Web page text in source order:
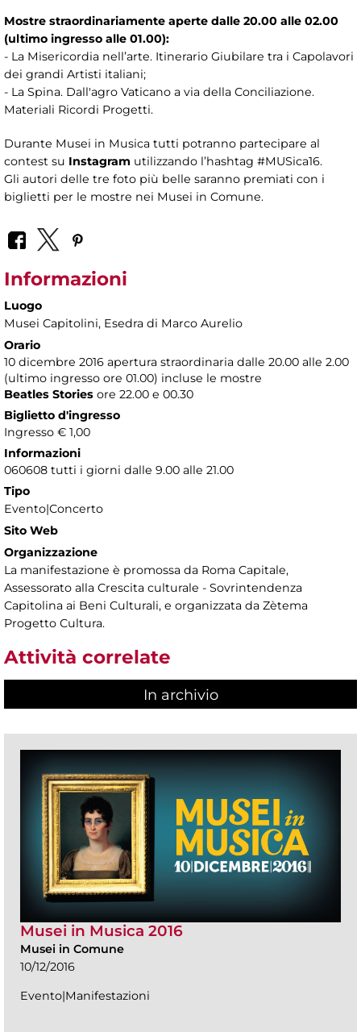
Mostre straordinariamente aperte dalle 20.00 alle 02.00
(ultimo ingresso alle 01.00):
- La Misericordia nell’arte. Itinerario Giubilare tra i Capolavori
dei grandi Artisti italiani;
- La Spina. Dall'agro Vaticano a via della Conciliazione.
Materiali Ricordi Progetti.
Durante Musei in Musica tutti potranno partecipare al
contest su Instagram utilizzando l’hashtag #MUSica16.
Gli autori delle tre foto più belle saranno premiati con i
biglietti per le mostre nei Musei in Comune.
Informazioni
Luogo
Musei Capitolini, Esedra di Marco Aurelio
Orario
10 dicembre 2016 apertura straordinaria dalle 20.00 alle 2.00
(ultimo ingresso ore 01.00) incluse le mostre
Beatles Stories ore 22.00 e 00.30
Biglietto d'ingresso
Ingresso € 1,00
Informazioni
060608 tutti i giorni dalle 9.00 alle 21.00
Tipo
Evento|Concerto
Sito Web
Organizzazione
La manifestazione è promossa da Roma Capitale,
Assessorato alla Crescita culturale - Sovrintendenza
Capitolina ai Beni Culturali, e organizzata da Zètema
Progetto Cultura.
Attività correlate
In archivio
Musei in Musica 2016
Musei in Comune
10/12/2016
Evento|Manifestazioni